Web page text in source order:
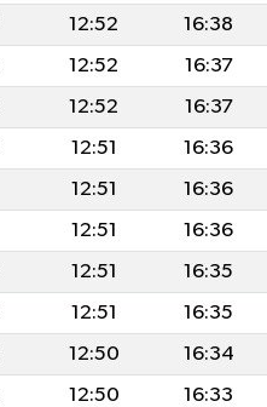
12:52 16:38
12:52 16:37
12:52 16:37
12:51 16:36
12:51 16:36
12:51 16:36
12:51 16:35
12:51 16:35
12:50 16:34
12:50 16:33